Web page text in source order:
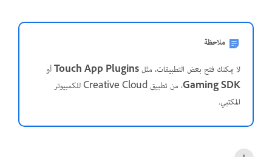
ملاحظة
لا يمكنك فتح بعض التطبيقات، مثلTouch App Pluginsأو
Gaming SDK
، من تطبيق Creative Cloud للكمبيوتر
المكتبي.